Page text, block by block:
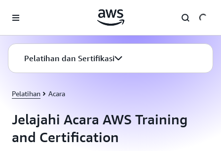
Pelatihan dan Sertifikasi
Pelatihan Acara
Jelajahi Acara AWS Training
and Certification